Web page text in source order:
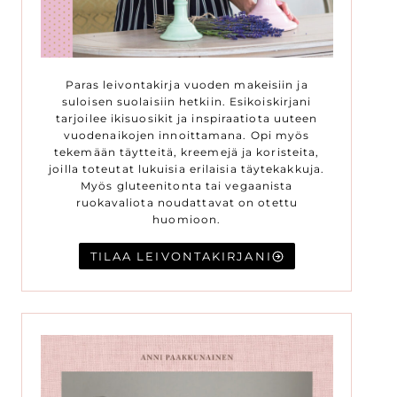
Paras leivontakirja vuoden makeisiin ja
suloisen suolaisiin hetkiin. Esikoiskirjani
tarjoilee ikisuosikit ja inspiraatiota uuteen
vuodenaikojen innoittamana. Opi myös
tekemään täytteitä, kreemejä ja koristeita,
joilla toteutat lukuisia erilaisia täytekakkuja.
Myös gluteenitonta tai vegaanista
ruokavaliota noudattavat on otettu
huomioon.
TILAA LEIVONTAKIRJANI